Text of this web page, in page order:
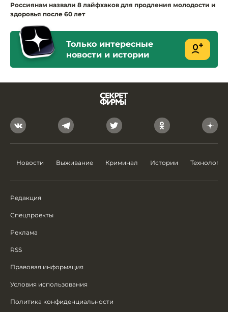
Россиянам назвали 8 лайфхаков для продления молодости и
здоровья после 60 лет
Только интересные
новости и истории
Новости Выживание Криминал Истории Технологии
Редакция
Спецпроекты
Реклама
RSS
Правовая информация
Условия использования
Политика конфиденциальности